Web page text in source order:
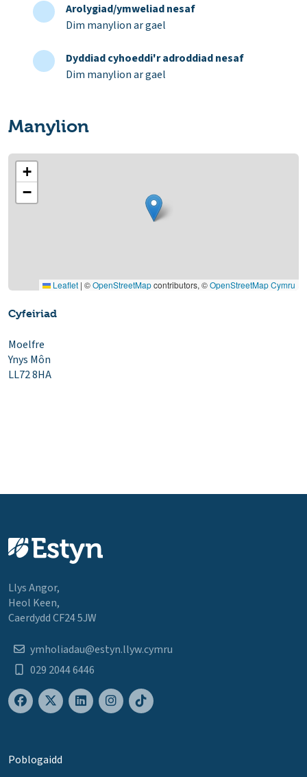
Arolygiad/ymweliad nesaf
Dim manylion ar gael
Dyddiad cyhoeddi'r adroddiad nesaf
Dim manylion ar gael
Manylion
+
−
Leaflet | ©OpenStreetMapcontributors, ©OpenStreetMap Cymru
Cyfeiriad
Moelfre
Ynys Môn
LL72 8HA
Llys Angor,
Heol Keen,
Caerdydd CF24 5JW
ymholiadau@estyn.llyw.cymru
029 2044 6446
Poblogaidd